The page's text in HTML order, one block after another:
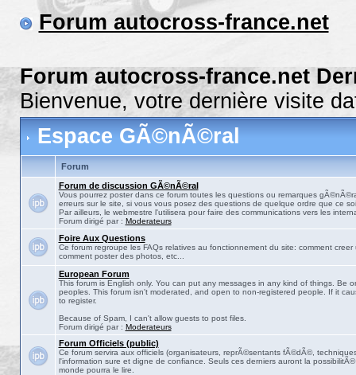
Forum autocross-france.net
Forum autocross-france.net
Bienvenue, votre dernière visite
Espace GÃ©nÃ©ral
Forum
Forum de discussion GÃ©nÃ©ral
Vous pourrez poster dans ce forum toutes les questions ou remarques
erreurs sur le site, si vous vous posez des questions de quelque ordre que ce
Par ailleurs, le webmestre l'utilisera pour faire des communications vers les
Forum dirigé par : Moderateurs
Foire Aux Questions
Ce forum regroupe les FAQs relatives au fonctionnement du site: comment creer
comment poster des photos, etc...
European Forum
This forum is English only. You can put any messages in any kind of things. Be
peoples. This forum isn't moderated, and open to non-registered people. If it
to register.
Because of Spam, I can't allow guests to post files.
Forum dirigé par : Moderateurs
Forum Officiels (public)
Ce forum servira aux officiels (organisateurs, reprÃ©sentants fÃ©dÃ©,
l'information sure et digne de confiance. Seuls ces derniers auront la
monde pourra le lire.